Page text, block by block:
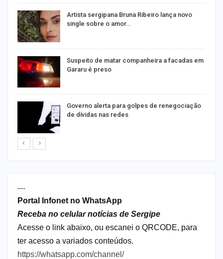
Artista sergipana Bruna Ribeiro lança novo
single sobre o amor…
Suspeito de matar companheira a facadas em
Gararu é preso
Governo alerta para golpes de renegociação
de dívidas nas redes
----
Portal Infonet no WhatsApp
Receba no celular notícias de Sergipe
Acesse o link abaixo, ou escanei o QRCODE, para
ter acesso a variados conteúdos.
https://whatsapp.com/channel/